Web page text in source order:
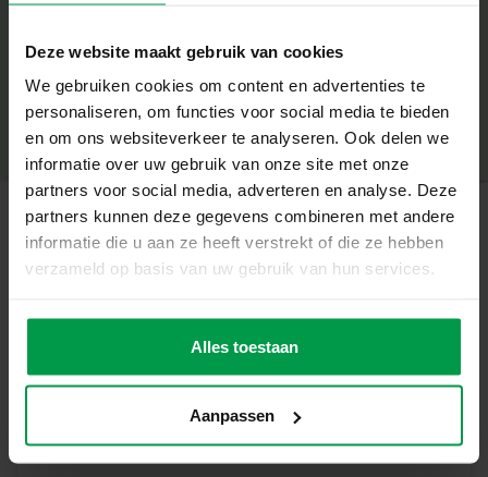
Deze website maakt gebruik van cookies
We gebruiken cookies om content en advertenties te
personaliseren, om functies voor social media te bieden
en om ons websiteverkeer te analyseren. Ook delen we
informatie over uw gebruik van onze site met onze
partners voor social media, adverteren en analyse. Deze
partners kunnen deze gegevens combineren met andere
informatie die u aan ze heeft verstrekt of die ze hebben
verzameld op basis van uw gebruik van hun services.
Alles toestaan
Aanpassen
Maak betoverende prinsesjes en dierenvriendjes op het
handige zeskantige legbord
Inclusief 1600 kleurrijke strijkkralen
PVC-vrije kralen voor een veilige speelervaring
Geschikt voor kinderen vanaf 5 jaar
Stimuleert creativiteit en fijne motoriek
Laat je verbeelding stralen
Met deze set kunnen kinderen hun eigen
legbord houdt de kralen goed op hun plek, waardoor er
prachtige en kleurrijke ontwerpen ontstaan. Een creatieve
Minimale leeftijd|
5+
Productnummer
Deel dit product
Gerelateerde producten
3000 basic